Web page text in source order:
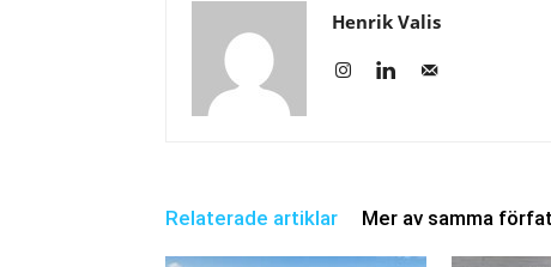
Henrik Valis
Relaterade artiklar Mer av samma